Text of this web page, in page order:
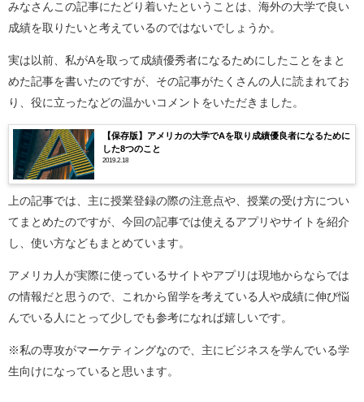
みなさんこの記事にたどり着いたということは、海外の大学で良い
成績を取りたいと考えているのではないでしょうか。
実は以前、私がAを取って成績優秀者になるためにしたことをまと
めた記事を書いたのですが、その記事がたくさんの人に読まれてお
り、役に立ったなどの温かいコメントをいただきました。
【保存版】アメリカの大学でAを取り成績優良者になるために
した8つのこと
2019.2.18
上の記事では、主に授業登録の際の注意点や、授業の受け方につい
てまとめたのですが、今回の記事では使えるアプリやサイトを紹介
し、使い方などもまとめています。
アメリカ人が実際に使っているサイトやアプリは現地からならでは
の情報だと思うので、これから留学を考えている人や成績に伸び悩
んでいる人にとって少しでも参考になれば嬉しいです。
※私の専攻がマーケティングなので、主にビジネスを学んでいる学
生向けになっていると思います。